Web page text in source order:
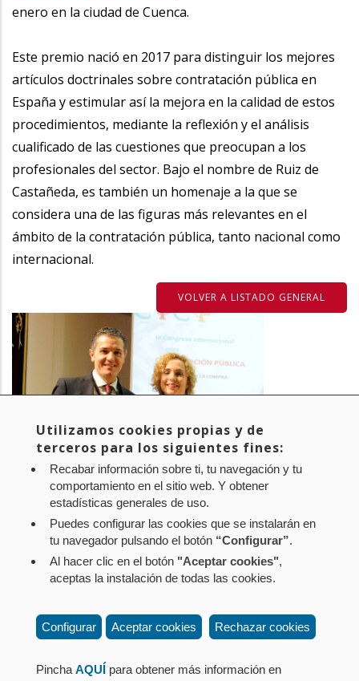
enero en la ciudad de Cuenca.
Este premio nació en 2017 para distinguir los mejores
artículos doctrinales sobre contratación pública en
España y estimular así la mejora en la calidad de estos
procedimientos, mediante la reflexión y el análisis
cualificado de las cuestiones que preocupan a los
profesionales del sector. Bajo el nombre de Ruiz de
Castañeda, es también un homenaje a la que se
considera una de las figuras más relevantes en el
ámbito de la contratación pública, tanto nacional como
internacional.
Política de privacidad
Política de cookies
Contacto: Paseo de Sarasate nº 38, 2º Dcha - 31001
Pamplona (Navarra) Tel.: 848 42 08 72
corporacion@cpen.es
Utilizamos cookies propias y de
terceros para los siguientes fines:
Recabar información sobre ti, tu navegación y tu
comportamiento en el sitio web. Y obtener
estadísticas generales de uso.
Puedes configurar las cookies que se instalarán en
tu navegador pulsando el botón “Configurar”.
Al hacer clic en el botón "Aceptar cookies",
aceptas la instalación de todas las cookies.
Configurar Aceptar cookies Rechazar cookies
Pincha AQUÍ para obtener más información en